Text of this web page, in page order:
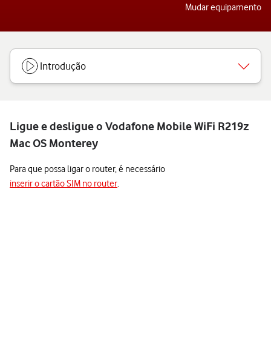
Mudar equipamento
Introdução
Ligue e desligue o Vodafone Mobile WiFi R219z
Mac OS Monterey
Para que possa ligar o router, é necessário
inserir o cartão SIM no router.